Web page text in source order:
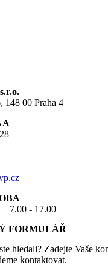
148 00 Praha 4
7.00 - 17.00
FORMULÁŘ
hledali? Zadejte Vaše
kontaktovat.